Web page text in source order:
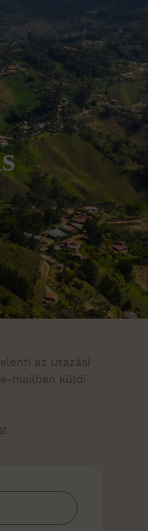
az utazási
mailben küldi